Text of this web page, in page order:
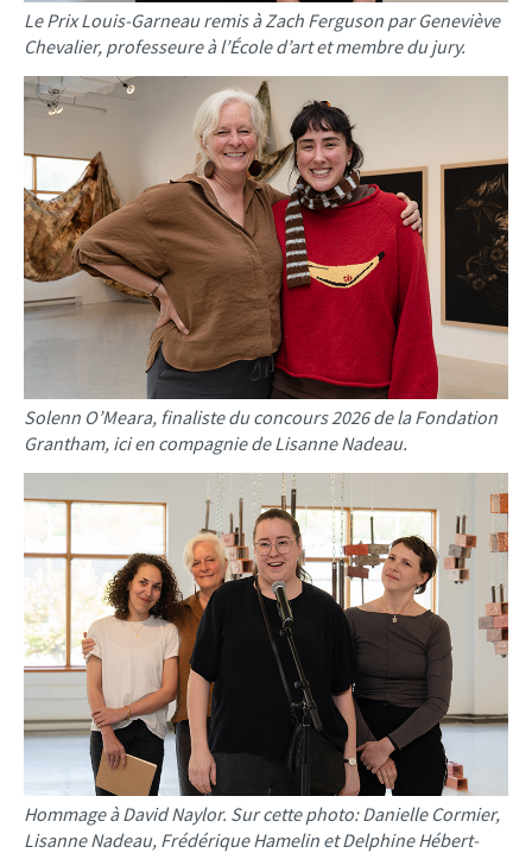
Le Prix Louis-Garneau remis à Zach Ferguson par Geneviève
Chevalier, professeure à l’École d’art et membre du jury.
Solenn O’Meara, finaliste du concours 2026 de la Fondation
Grantham, ici en compagnie de Lisanne Nadeau.
Hommage à David Naylor. Sur cette photo: Danielle Cormier,
Lisanne Nadeau, Frédérique Hamelin et Delphine Hébert-